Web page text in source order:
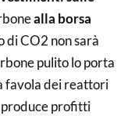
alla borsa
di CO2 non sarà
pulito lo porta
favola dei reattori
produce profitti